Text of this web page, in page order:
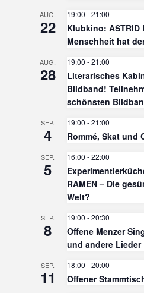
AUG.
22
19:00 -21:00
Klubkino: ASTRID
Menschheit hat
AUG.
28
19:00 -21:00
Literarisches
Bildband!
schönsten
SEP.
4
19:00 -21:00
Rommé, Skat und
SEP.
5
16:00 -22:00
RAMEN – Die
Welt?
SEP.
8
19:00 -20:30
Offene Menzer
und andere Lieder
SEP.
11
18:00 -20:00
Offener